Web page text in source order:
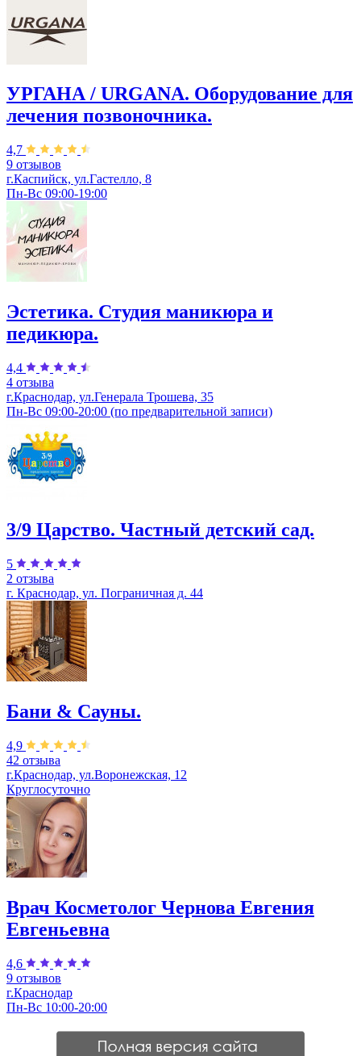
УРГАНА / URGANA. Оборудование для
лечения позвоночника.
4,7
9 отзывов
г.Каспийск, ул.Гастелло, 8
Пн-Вс 09:00-19:00
Эстетика. Студия маникюра и
педикюра.
4,4
4 отзыва
г.Краснодар, ул.Генерала Трошева, 35
Пн-Вс 09:00-20:00 (по предварительной записи)
3/9 Царство. Частный детский сад.
5
2 отзыва
г. Краснодар, ул. Пограничная д. 44
Бани & Сауны.
4,9
42 отзыва
г.Краснодар, ул.Воронежская, 12
Круглосуточно
Врач Косметолог Чернова Евгения
Евгеньевна
4,6
9 отзывов
г.Краснодар
Пн-Вс 10:00-20:00